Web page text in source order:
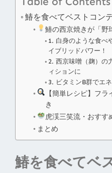
鰆を食べてベストコン
鰆の西京焼きが「野
1. 白身のような食べ
イブリッドパワー！
2. 西京味噌（麹）の
ィションに
3. ビタミンB群でエ
【簡単レシピ】フ
き
虎渓三笑流・おすす
まとめ
鰆を食べてベ